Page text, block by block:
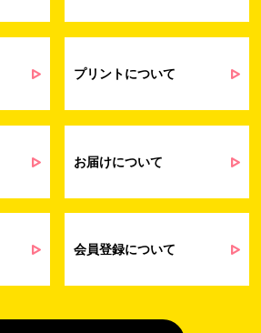
弊社製品やサービスに関する情報、また
は営業およびマーケティング活動（セミナ
にお知らせするため
問い合わせへの対応のため
お客様の作品紹介を通した販促活動のた
プリントについて
お届けについて
会員登録について